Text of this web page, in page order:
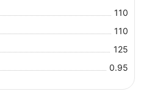
110
110
125
0.95